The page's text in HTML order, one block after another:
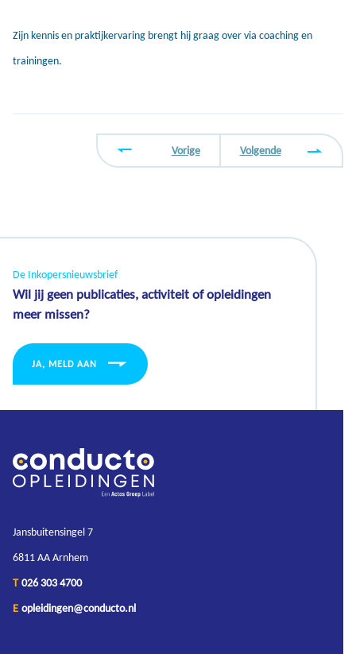
Zijn kennis en praktijkervaring brengt hij graag over via coaching en
trainingen.
Vorige Volgende
De Inkopersnieuwsbrief
Wil jij geen publicaties, activiteit of opleidingen
meer missen?
JA, MELD AAN
Jansbuitensingel 7
6811 AA Arnhem
T 026 303 4700
E opleidingen@conducto.nl